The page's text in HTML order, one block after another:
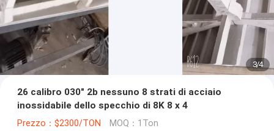
3/4
26 calibro 030" 2b nessuno 8 strati di acciaio
inossidabile dello specchio di 8K 8 x 4
Prezzo：$2300/TON MOQ：1Ton